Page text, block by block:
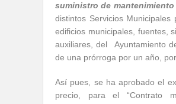
suministro de
distintos Servicios
edificios municipales, fuentes,
auxiliares, del Ayuntamiento
de una prórroga por un año,
Así pues, se ha aprobado el
precio, para el “Contrato